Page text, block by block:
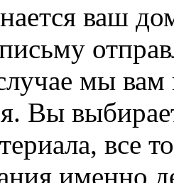
ваш
мы
Вы
все
именно